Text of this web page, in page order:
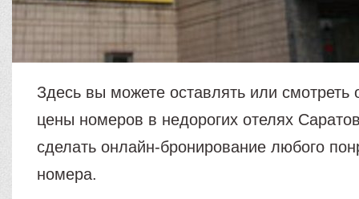
Здесь вы можете оставлять или смотреть
цены номеров в недорогих отелях
сделать онлайн-бронирование любого
номера.